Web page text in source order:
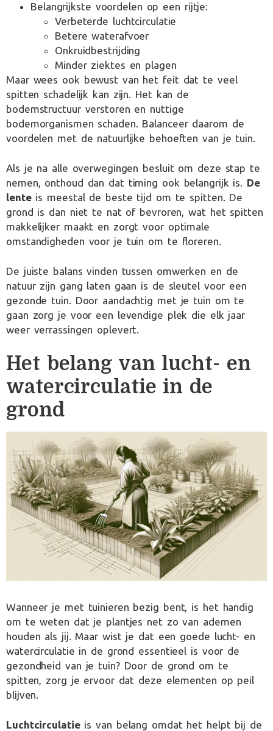
Belangrijkste voordelen op een rijtje:
Verbeterde luchtcirculatie
Betere waterafvoer
Onkruidbestrijding
Minder ziektes en plagen
Maar wees ook bewust van het feit dat te veel
spitten schadelijk kan zijn. Het kan de
bodemstructuur verstoren en nuttige
bodemorganismen schaden. Balanceer daarom de
voordelen met de natuurlijke behoeften van je tuin.
Als je na alle overwegingen besluit om deze stap te
nemen, onthoud dan dat timing ook belangrijk is. De
lenteis meestal de beste tijd om te spitten. De
grond is dan niet te nat of bevroren, wat het spitten
makkelijker maakt en zorgt voor optimale
omstandigheden voor je tuin om te floreren.
De juiste balans vinden tussen omwerken en de
natuur zijn gang laten gaan is de sleutel voor een
gezonde tuin. Door aandachtig met je tuin om te
gaan zorg je voor een levendige plek die elk jaar
weer verrassingen oplevert.
Het belang van lucht- en
watercirculatie in de
grond
Wanneer je met tuinieren bezig bent, is het handig
om te weten dat je plantjes net zo van ademen
houden als jij. Maar wist je dat een goede lucht- en
watercirculatie in de grond essentieel is voor de
gezondheid van je tuin? Door de grond om te
spitten, zorg je ervoor dat deze elementen op peil
blijven.
Luchtcirculatieis van belang omdat het helpt bij de